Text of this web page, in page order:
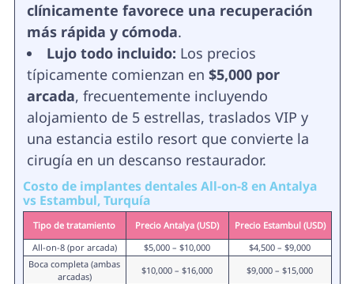
clínicamente favorece una recuperación
más rápida y cómoda.
Lujo todo incluido: Los precios
típicamente comienzan en $5,000 por
arcada, frecuentemente incluyendo
alojamiento de 5 estrellas, traslados VIP y
una estancia estilo resort que convierte la
cirugía en un descanso restaurador.
Costo de implantes dentales All-on-8 en Antalya
vs Estambul, Turquía
Tipo de tratamiento Precio Antalya (USD)
Precio Estambul (USD)
All-on-8 (por arcada)
$5,000 – $10,000
$4,500 – $9,000
Boca completa (ambas
arcadas)
$10,000 – $16,000 $9,000 – $15,000